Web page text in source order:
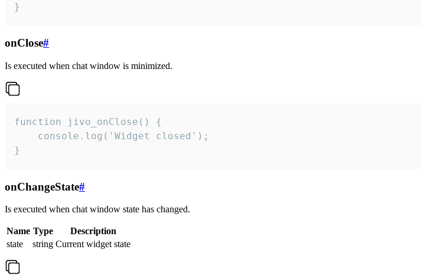
}
onClose#
Is executed when chat window is minimized.
function jivo_onClose() {
    console.log('Widget closed');
}
onChangeState#
Is executed when chat window state has changed.
Name Type
Description
state
string Current widget state